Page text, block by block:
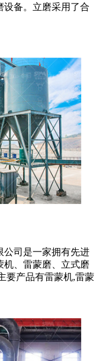
设备。立磨采用了合
公司是一家拥有先进
机、雷蒙磨、立式磨
要产品有雷蒙机,雷蒙